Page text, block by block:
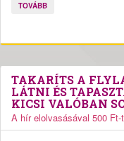
TOVÁBB
TAKARÍTS A
LÁTNI ÉS
KICSI VALÓBAN
A hír elolvasásával 500